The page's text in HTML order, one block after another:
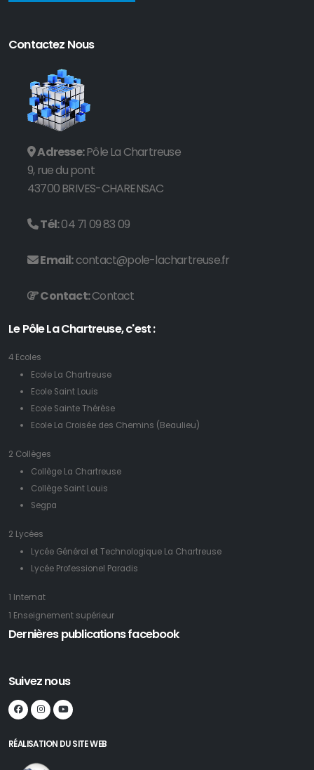
Contactez Nous
Adresse:Pôle La Chartreuse
9, rue du pont
43700 BRIVES-CHARENSAC
Tél:04 71 09 83 09
Email:contact@pole-lachartreuse.fr
Contact:Contact
Le Pôle La Chartreuse, c'est :
4 Ecoles
Ecole La Chartreuse
Ecole Saint Louis
Ecole Sainte Thérèse
Ecole La Croisée des Chemins (Beaulieu)
2 Collèges
Collège La Chartreuse
Collège Saint Louis
Segpa
2 Lycées
Lycée Général et Technologique La Chartreuse
Lycée Professionel Paradis
1 Internat
1 Enseignement supérieur
Dernières publications facebook
Suivez nous
RÉALISATION DU SITE WEB